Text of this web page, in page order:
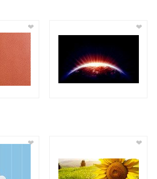
❤ ❤
❤ ❤